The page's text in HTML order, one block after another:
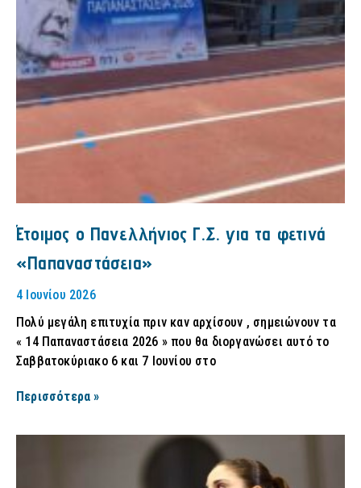
Έτοιμος ο Πανελλήνιος Γ.Σ. για τα φετινά
«Παπαναστάσεια»
4 Ιουνίου 2026
Πολύ μεγάλη επιτυχία πριν καν αρχίσουν , σημειώνουν τα
« 14 Παπαναστάσεια 2026 » που θα διοργανώσει αυτό το
Σαββατοκύριακο 6 και 7 Ιουνίου στο
Περισσότερα »